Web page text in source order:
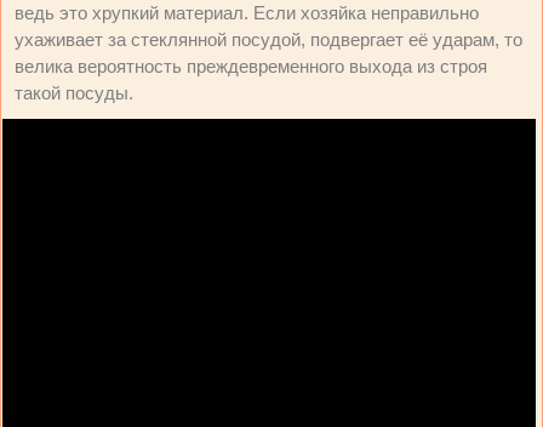
ведь это хрупкий материал. Если хозяйка неправильно
ухаживает за стеклянной посудой, подвергает её ударам, то
велика вероятность преждевременного выхода из строя
такой посуды.